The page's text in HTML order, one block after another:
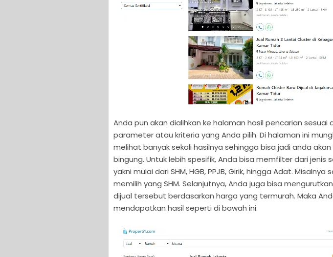
Anda pun akan dialihkan ke halaman hasil pencarian sesuai
parameter atau kriteria yang Anda pilih. Di halaman ini
melihat banyak sekali hasilnya sehingga bisa jadi anda
bingung. Untuk lebih spesifik, Anda bisa memfilter dari jenis
yakni mulai dari SHM, HGB, PPJB, Girik, hingga Adat. Misalnya
memilih yang SHM. Selanjutnya, Anda juga bisa
dijual tersebut berdasarkan harga yang termurah. Maka
mendapatkan hasil seperti di bawah ini.